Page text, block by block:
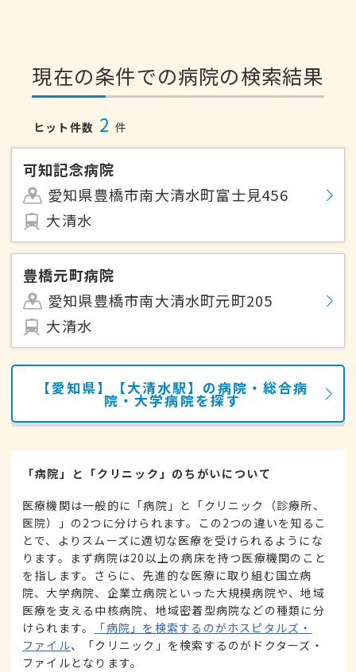
現在の条件での病院の検索結果
ヒット件数 2 件
可知記念病院
愛知県豊橋市南大清水町富士見456
大清水
豊橋元町病院
愛知県豊橋市南大清水町元町205
大清水
【愛知県】【大清水駅】の病院・総合病
院・大学病院を探す
「病院」と「クリニック」のちがいについて
医療機関は一般的に「病院」と「クリニック（診療所、
医院）」の2つに分けられます。この2つの違いを知るこ
とで、よりスムーズに適切な医療を受けられるようにな
ります。まず病院は20以上の病床を持つ医療機関のこと
を指します。さらに、先進的な医療に取り組む国立病
院、大学病院、企業立病院といった大規模病院や、地域
医療を支える中核病院、地域密着型病院などの種類に分
けられます。
「病院」を検索するのがホスピタルズ・
ファイル、「クリニック」を検索するのがドクターズ・
ファイルとなります。